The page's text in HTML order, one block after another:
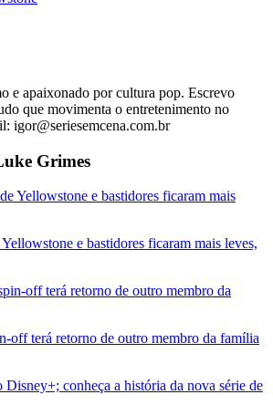
e apaixonado por cultura pop. Escrevo
que movimenta o entretenimento no
igor@seriesemcena.com.br
Grimes
e bastidores ficaram mais leves,
off terá retorno de outro membro da família